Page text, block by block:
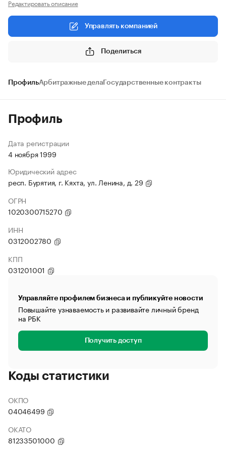
Редактировать описание
Управлять компанией
Поделиться
ПрофильАрбитражные дела Государственные контракты
Профиль
Дата регистрации
4 ноября 1999
Юридический адрес
респ. Бурятия, г. Кяхта, ул. Ленина, д. 29
ОГРН
1020300715270
ИНН
0312002780
КПП
031201001
Управляйте профилем бизнеса и публикуйте новости
Повышайте узнаваемость и развивайте личный бренд
на РБК
Получить доступ
Коды статистики
ОКПО
04046499
ОКАТО
81233501000